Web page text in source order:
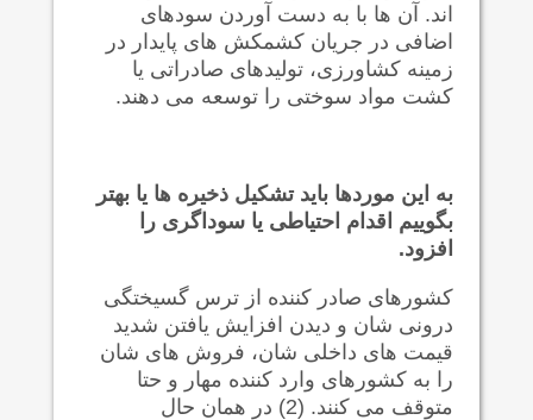
اند. آن ها با به دست آوردن سودهای
اضافی در جریان کشمکش های پایدار در
زمینه کشاورزی، تولیدهای صادراتی یا
کشت مواد سوختی را توسعه می دهند.
به این موردها باید تشکیل ذخیره ها یا بهتر
بگوییم اقدام احتیاطی یا سوداگری را
افزود.
کشورهای صادر کننده از ترس گسیختگی
درونی شان و دیدن افزایش یافتن شدید
قیمت های داخلی شان، فروش های شان
را به کشورهای وارد کننده مهار و حتا
متوقف می کنند. (2) در همان حال